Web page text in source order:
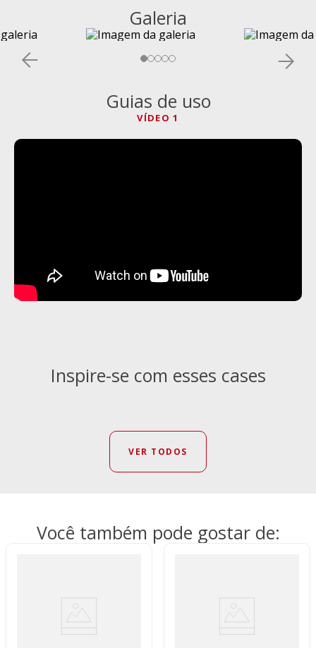
Galeria
Guias de uso
VÍDEO 1
Inspire-se com esses cases
VER TODOS
Você também pode gostar de: